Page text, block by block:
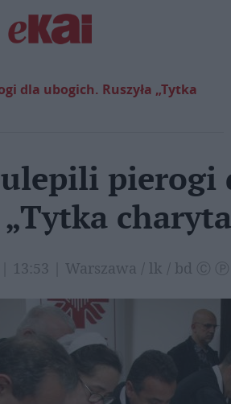
dla ubogich. Ruszyła „Tytka
pierogi
„Tytka
| 13:53 | Warszawa / lk / bd Ⓒ Ⓟ